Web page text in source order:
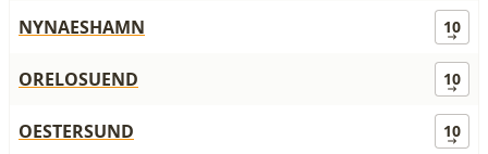
NYNAESHAMN 10
ORELOSUEND 10
OESTERSUND 10